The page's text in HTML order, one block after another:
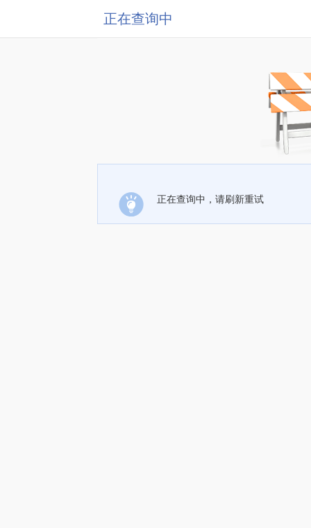
正在查询中
正在查询中，请刷新重试